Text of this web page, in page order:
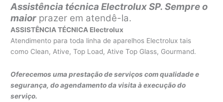
Assistência técnica Electrolux SP. Sempre o
maior prazer em atendê-la.
ASSISTÊNCIA TÉCNICA Electrolux
Atendimento para toda linha de aparelhos Electrolux tais
como Clean, Ative, Top Load, Ative Top Glass, Gourmand.
Oferecemos uma prestação de serviços com qualidade e
segurança, do agendamento da visita à execução do
serviço.